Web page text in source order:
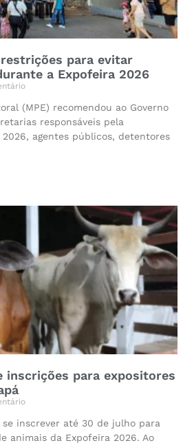
para evitar
a Expofeira 2026
(MPE) recomendou ao Governo
responsáveis pela
agentes públicos, detentores
inscrições para expositores
inscrever até 30 de julho para
animais da Expofeira 2026. Ao